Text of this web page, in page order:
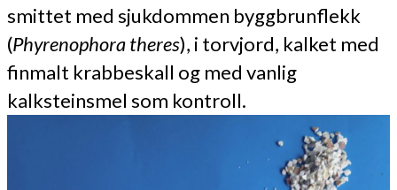
smittet med sjukdommen byggbrunflekk
(Phyrenophora theres), i torvjord, kalket med
finmalt krabbeskall og med vanlig
kalksteinsmel som kontroll.